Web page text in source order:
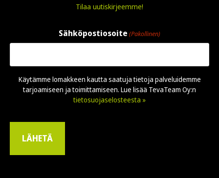
Tilaa uutiskirjeemme!
Sähköpostiosoite (Pakollinen)
Käytämme lomakkeen kautta saatuja tietoja palveluidemme
tarjoamiseen ja toimittamiseen. Lue lisää TevaTeam Oy:n
tietosuojaselosteesta »